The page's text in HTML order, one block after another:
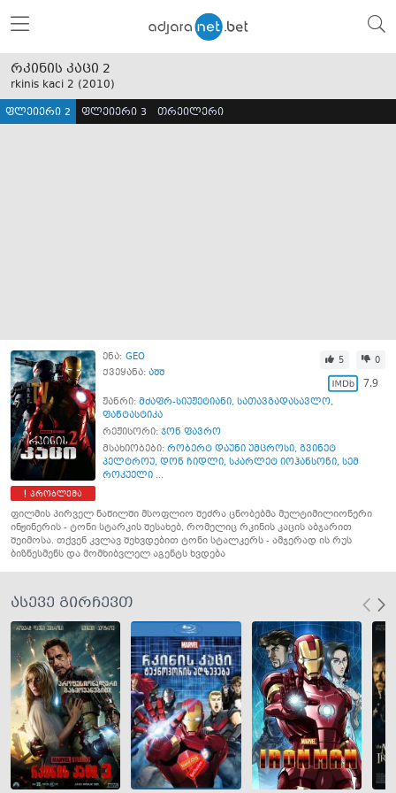
რკინის კაცი 2
rkinis kaci 2 (2010)
ფლეიერი 2 ფლეიერი 3 თრეილერი
პრობლემა
ენა: GEO
ქვეყანა: აშშ
5 0
7.9
ჟანრი: მძაფრ-სიუჟეტიანი, სათავგადასავლო,
ფანტასტიკა
რეჟისორი: ჯონ ფავრო
მსახიობები: რობერტ დაუნი უმცროსი, გვინეტ
პელტროუ, დონ ჩიდლი, სკარლეტ იოჰანსონი, სემ
როკუელი ...
ფილმის პირველ ნაწილში მსოფლიო შეძრა ცნობებმა მულტიმილიონერი
ინჟინერის - ტონი სტარკის შესახებ, რომელიც რკინის კაცის აბჯარით
შეიმოსა. თქვენ კვლავ შეხვდებით ტონი სტალკერს - ამჯერად ის რუს
ბიზნესმენს და მომხიბვლელ აგენტს ხვდება
ასევე გირჩევთ